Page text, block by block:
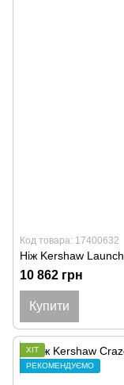
Код товара: 17400632
Ніж Kershaw
10 862 грн
Купити
ХІТ
РЕКОМЕНДУЄМО